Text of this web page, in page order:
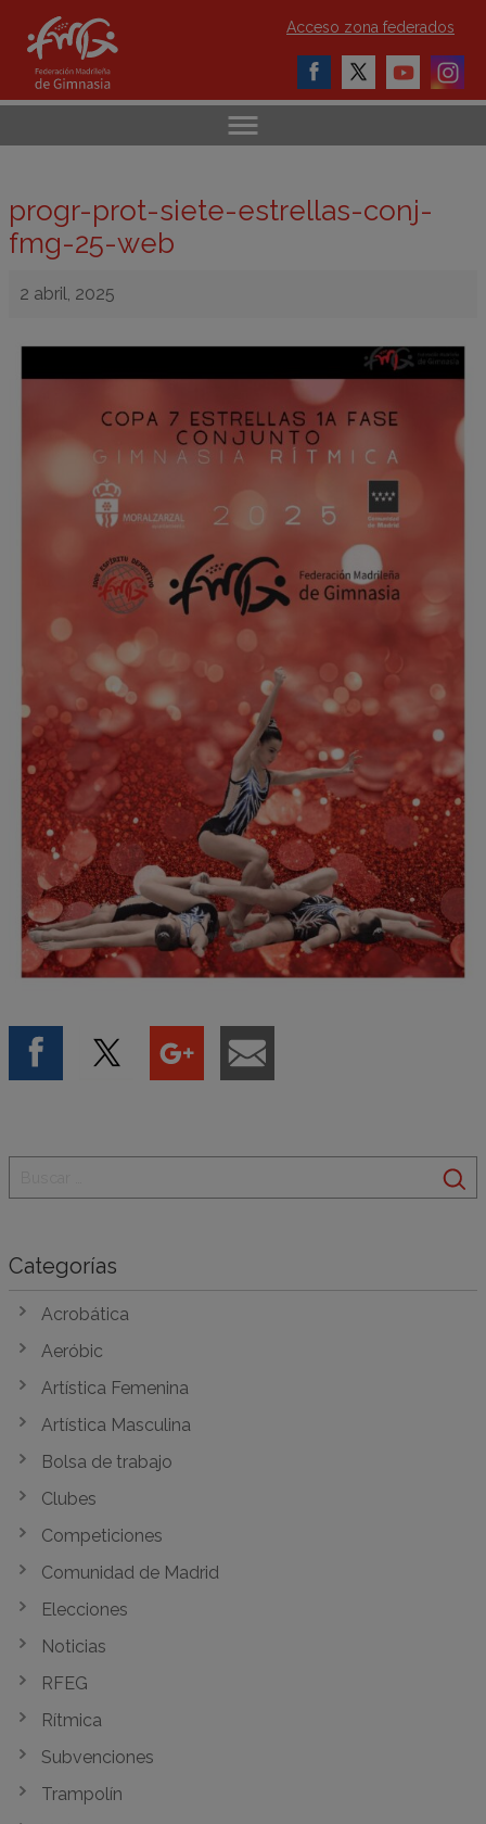
Acceso zona federados
progr-prot-siete-estrellas-conj-
fmg-25-web
2 abril, 2025
Categorías
Acrobática
Aeróbic
Artística Femenina
Artística Masculina
Bolsa de trabajo
Clubes
Competiciones
Comunidad de Madrid
Elecciones
Noticias
RFEG
Rítmica
Subvenciones
Trampolín